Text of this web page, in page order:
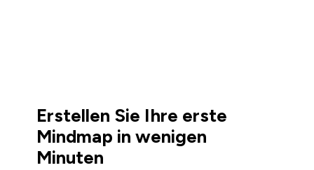
Erstellen Sie Ihre erste
Mindmap in wenigen
Minuten